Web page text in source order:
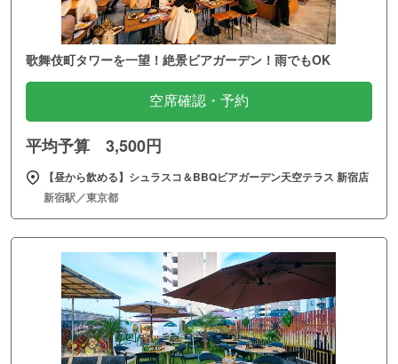
歌舞伎町タワーを一望！絶景ビアガーデン！雨でもOK
空席確認・予約
平均予算 3,500円
【昼から飲める】シュラスコ＆BBQビアガーデン天空テラス 新宿店
新宿駅／東京都